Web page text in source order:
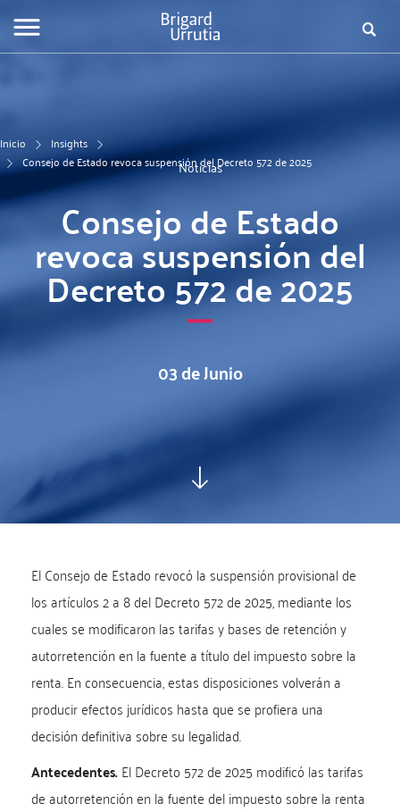
de
Inicio
Insights
Consejo de Estado revoca suspensión del Decreto 572 de 2025
Noticias
Consejo de Estado
revoca suspensión del
Decreto 572 de 2025
03 de Junio
El Consejo de Estado revocó la suspensión provisional de
los artículos 2 a 8 del Decreto 572 de 2025, mediante los
cuales se modificaron las tarifas y bases de retención y
autorretención en la fuente a título del impuesto sobre la
renta. En consecuencia, estas disposiciones volverán a
producir efectos jurídicos hasta que se profiera una
decisión definitiva sobre su legalidad.
Antecedentes.El Decreto 572 de 2025 modificó las tarifas
de autorretención en la fuente del impuesto sobre la renta